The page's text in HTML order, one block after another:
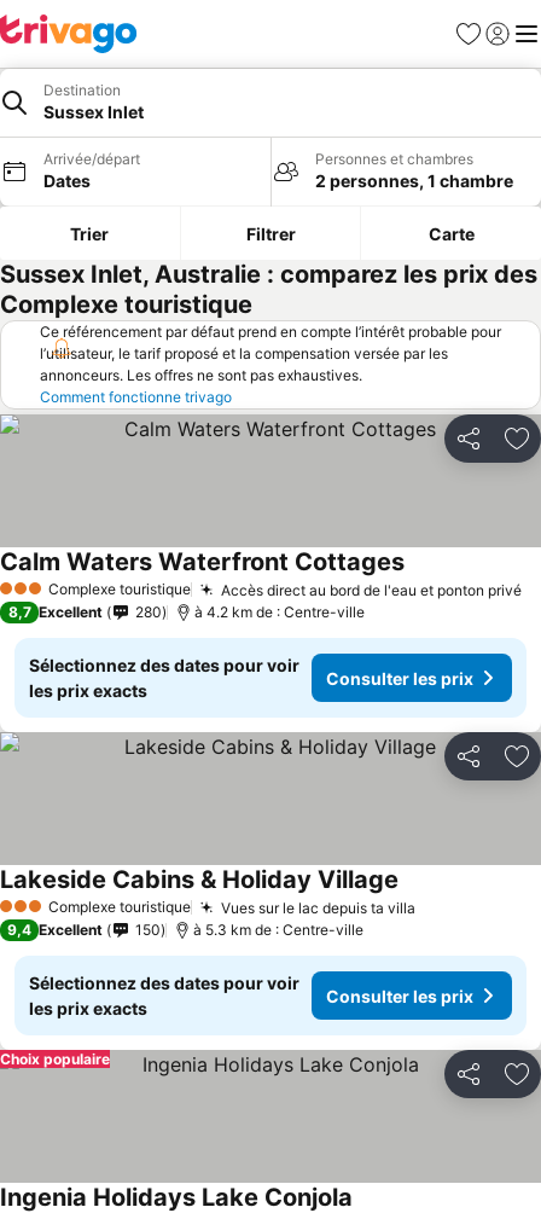
Favoris
Se
Destination
Sussex Inlet
Arrivée/départ
Dates
Personnes et chambres
2 personnes, 1 chambre
Trier Filtrer Carte
Sussex Inlet, Australie : comparez les prix des
Complexe touristique
Ce référencement par défaut prend en compte l’intérêt probable pour
l’utilisateur, le tarif proposé et la compensation versée par les
annonceurs. Les offres ne sont pas exhaustives.
Comment fonctionne trivago
Partager
3 ÉtoilesComplexe touristique Accès direct au bord de l'eau et ponton privé
Calm Waters Waterfront Cottages
8,7 Excellent 280 à 4.2 km de : Centre-ville
Sélectionnez des dates pour voir
les prix exacts
Consulter les prix
Partager
3 ÉtoilesComplexe touristique Vues sur le lac depuis ta villa
Lakeside Cabins & Holiday Village
9,4 Excellent 150 à 5.3 km de : Centre-ville
Sélectionnez des dates pour voir
les prix exacts
Consulter les prix
Partager
Choix populaire
Ingenia Holidays Lake Conjola